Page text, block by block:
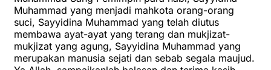
Muhammad yang menjadi mahkota orang-orang
suci, Sayyidina Muhammad yang telah diutus
membawa ayat-ayat yang terang dan mukjizat-
mukjizat yang agung, Sayyidina Muhammad yang
merupakan manusia sejati dan sebab segala maujud.